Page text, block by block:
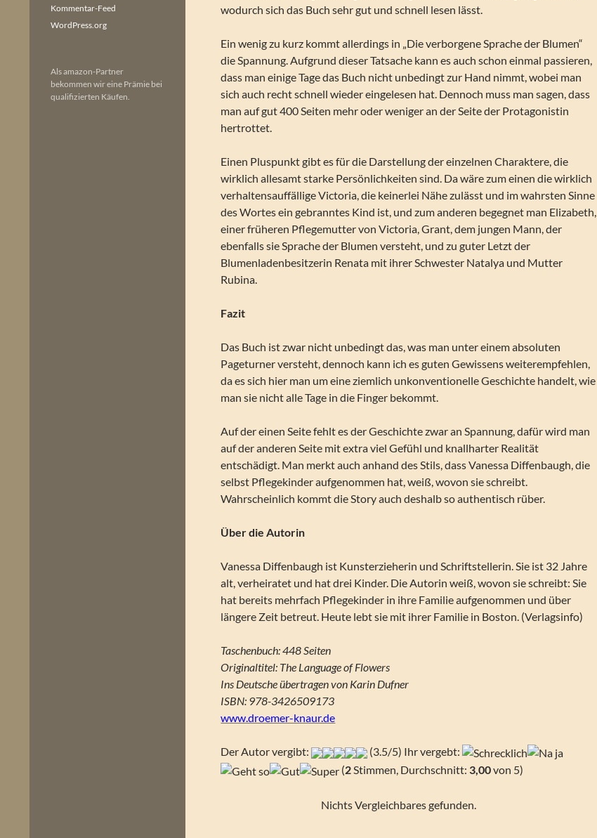
wodurch sich das Buch sehr gut und schnell lesen lässt.
Ein wenig zu kurz kommt allerdings in „Die verborgene Sprache der Blumen“
die Spannung. Aufgrund dieser Tatsache kann es auch schon einmal passieren,
dass man einige Tage das Buch nicht unbedingt zur Hand nimmt, wobei man
sich auch recht schnell wieder eingelesen hat. Dennoch muss man sagen, dass
man auf gut 400 Seiten mehr oder weniger an der Seite der Protagonistin
hertrottet.
Einen Pluspunkt gibt es für die Darstellung der einzelnen Charaktere, die
wirklich allesamt starke Persönlichkeiten sind. Da wäre zum einen die wirklich
verhaltensauffällige Victoria, die keinerlei Nähe zulässt und im wahrsten Sinne
des Wortes ein gebranntes Kind ist, und zum anderen begegnet man Elizabeth,
einer früheren Pflegemutter von Victoria, Grant, dem jungen Mann, der
ebenfalls sie Sprache der Blumen versteht, und zu guter Letzt der
Blumenladenbesitzerin Renata mit ihrer Schwester Natalya und Mutter
Rubina.
Fazit
Das Buch ist zwar nicht unbedingt das, was man unter einem absoluten
Pageturner versteht, dennoch kann ich es guten Gewissens weiterempfehlen,
da es sich hier man um eine ziemlich unkonventionelle Geschichte handelt, wie
man sie nicht alle Tage in die Finger bekommt.
Auf der einen Seite fehlt es der Geschichte zwar an Spannung, dafür wird man
auf der anderen Seite mit extra viel Gefühl und knallharter Realität
entschädigt. Man merkt auch anhand des Stils, dass Vanessa Diffenbaugh, die
selbst Pflegekinder aufgenommen hat, weiß, wovon sie schreibt.
Wahrscheinlich kommt die Story auch deshalb so authentisch rüber.
Über die Autorin
Vanessa Diffenbaugh ist Kunsterzieherin und Schriftstellerin. Sie ist 32 Jahre
alt, verheiratet und hat drei Kinder. Die Autorin weiß, wovon sie schreibt: Sie
hat bereits mehrfach Pflegekinder in ihre Familie aufgenommen und über
längere Zeit betreut. Heute lebt sie mit ihrer Familie in Boston. (Verlagsinfo)
Taschenbuch: 448 Seiten
Originaltitel: The Language of Flowers
Ins Deutsche übertragen von Karin Dufner
ISBN: 978-3426509173
www.droemer-knaur.de
Der Autor vergibt:
(3.5/5) Ihr vergebt:
(2Stimmen, Durchschnitt: 3,00von 5)
Nichts Vergleichbares gefunden.
Kommentar-Feed
WordPress.org
Als amazon-Partner
bekommen wir eine Prämie bei
qualifizierten Käufen.